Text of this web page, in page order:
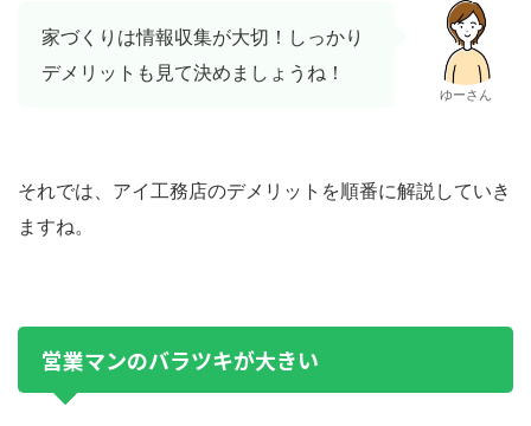
家づくりは情報収集が大切！しっかり
デメリットも見て決めましょうね！
ゆーさん
それでは、アイ工務店のデメリットを順番に解説していき
ますね。
営業マンのバラツキが大きい